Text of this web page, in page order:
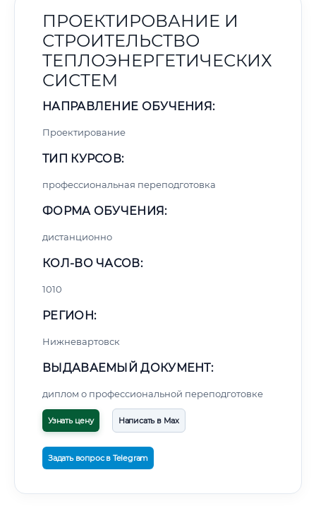
ПРОЕКТИРОВАНИЕ И
СТРОИТЕЛЬСТВО
ТЕПЛОЭНЕРГЕТИЧЕСКИХ
СИСТЕМ
НАПРАВЛЕНИЕ ОБУЧЕНИЯ:
Проектирование
ТИП КУРСОВ:
профессиональная переподготовка
ФОРМА ОБУЧЕНИЯ:
дистанционно
КОЛ-ВО ЧАСОВ:
1010
РЕГИОН:
Нижневартовск
ВЫДАВАЕМЫЙ ДОКУМЕНТ:
диплом о профессиональной переподготовке
Узнать цену Написать в Max
Задать вопрос в Telegram